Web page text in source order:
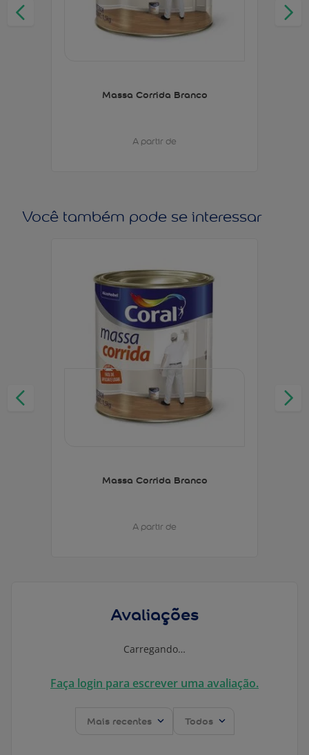
Massa Corrida Branco
A partir de
Você também pode se interessar
Massa Corrida Branco
A partir de
Avaliações
Carregando…
Faça login para escrever uma avaliação.
Mais recentes Todos